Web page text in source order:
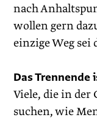
nach
wollen gern
einzige Weg sei
Das Trennende
Viele, die in der
suchen, wie